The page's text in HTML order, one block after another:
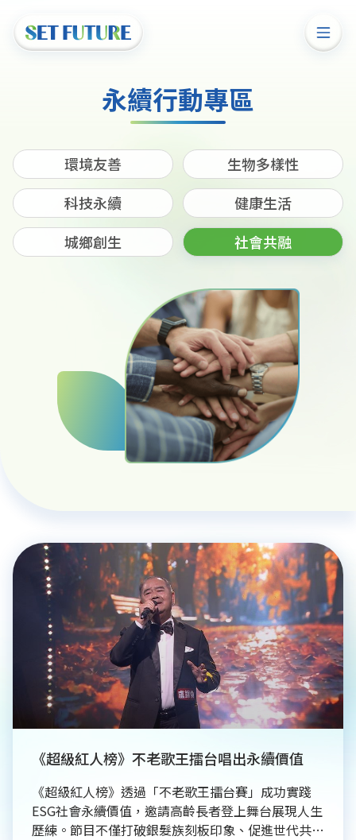
永續行動專區
環境友善
生物多樣性
科技永續
健康生活
城鄉創生
社會共融
《超級紅人榜》不老歌王擂台唱出永續價值
《超級紅人榜》透過「不老歌王擂台賽」成功實踐
ESG社會永續價值，邀請高齡長者登上舞台展現人生
歷練。節目不僅打破銀髮族刻板印象、促進世代共